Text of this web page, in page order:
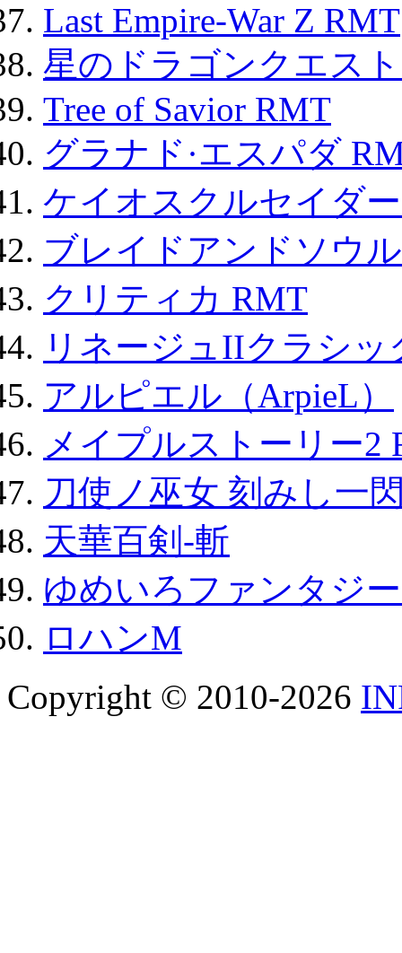
Last Empire-War Z RMT
星のドラゴンクエス
Tree of Savior RMT
グラナド·エスパダ
ケイオスクルセイダ
ブレイドアンドソウ
クリティカ RMT
リネージュIIクラシ
アルピエル（ArpieL）
メイプルストーリー2
刀使ノ巫女 刻みし一
天華百剣-斬
ゆめいろファンタジ
ロハンM
Copyright © 2010-2026